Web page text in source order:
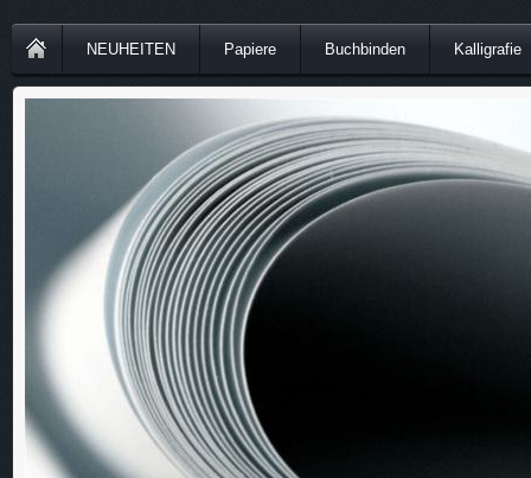
NEUHEITEN Papiere Buchbinden Kalligrafie